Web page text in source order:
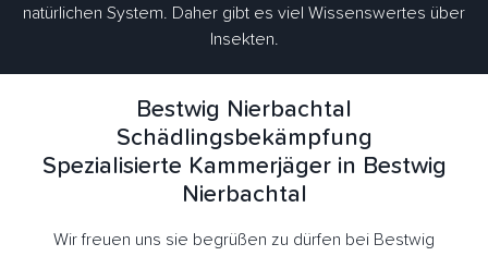
natürlichen System. Daher gibt es viel Wissenswertes über
Insekten.
Bestwig Nierbachtal
Schädlingsbekämpfung
Spezialisierte Kammerjäger in Bestwig
Nierbachtal
Wir freuen uns sie begrüßen zu dürfen bei Bestwig